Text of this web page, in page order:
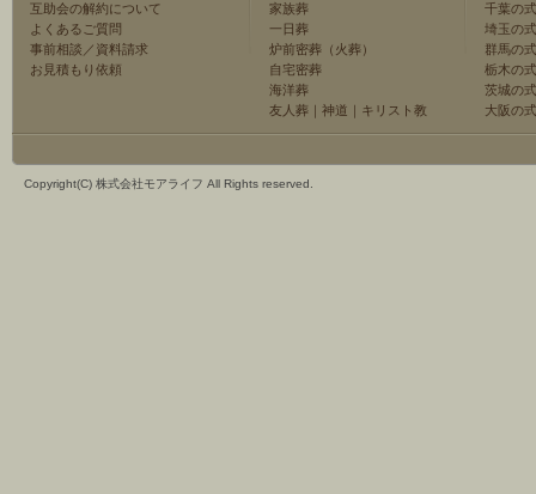
互助会の解約について
よくあるご質問
事前相談／資料請求
お見積もり依頼
家族葬
一日葬
炉前密葬（火葬）
自宅密葬
海洋葬
友人葬 ｜ 神道 ｜ キリスト教
千葉の
埼玉の
群馬の
栃木の
茨城の
大阪の
Copyright(C) 株式会社モアライフ All Rights reserved.